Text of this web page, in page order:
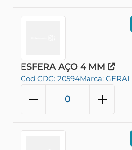
ESFERA AÇO 4 MM
Cod CDC: 20594Marca: GERAL